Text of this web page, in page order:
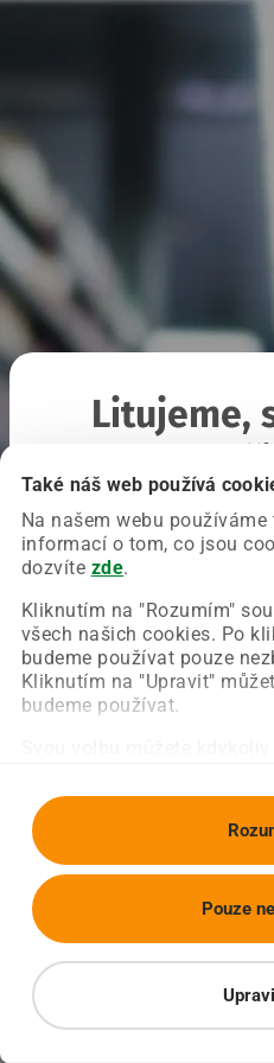
Také náš web používá
Na našem webu používáme
informací o tom, co jsou
dozvíte zde.
Kliknutím na "Rozumím"
všech našich cookies. Po
budeme používat pouze
Kliknutím na "Upravit"
budeme používat.
Pouze
Litujeme,
Chyba nastala na naší
Zkuste prosím znovu
Obnovit stránku